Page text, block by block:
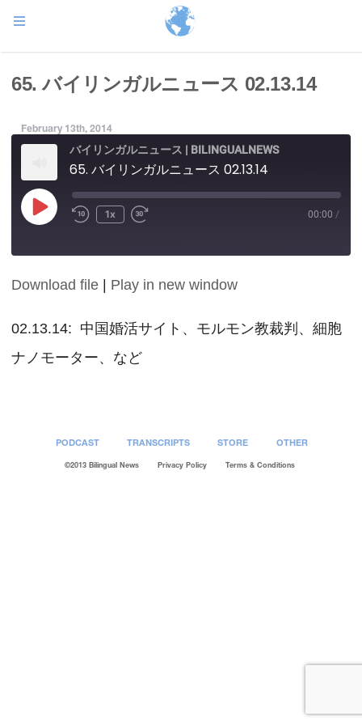
65. バイリンガルニュース 02.13.14
February 13th, 2014
バイリンガルニュース | BILINGUALNEWS
65. バイリンガルニュース 02.13.14
Play
Episode
1x 00:00 /
SHARE
LINK
EMBED
Download file Play in new window
02.13.14: 中国婚活サイト、モルモン教裁判、細胞
ナノモーター、など
PODCAST TRANSCRIPTS STORE OTHER
©2013 Bilingual News Privacy Policy Terms & Conditions